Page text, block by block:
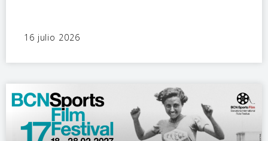
16 julio 2026